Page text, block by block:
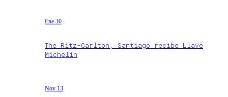
Ene 30
The Ritz-Carlton, Santiago recibe Llave
Michelin
Nov 13